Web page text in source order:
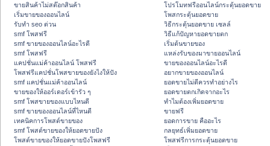
ขายสินค้าไม่สต๊อกสินค้า
เริ่มขายของออนไลน์
รับทำ seo ด่วน
smf โพสฟรี
smf ขายของออนไลน์อะไรดี
smf โพสฟรี
แคปชั่นแม่ค้าออนไลน์ โพสฟรี
โพสฟรีแคปชั่นโพสขายของยังไงให้ปัง
smf แคปชั่นแม่ค้าออนไลน์
ขายของให้ออร์เดอร์เข้ารัว ๆ
smf โพสขายของแบบไหนดี
smf ขายของออนไลน์ที่ไหนดี
เทคนิคการโพสต์ขายของ
smf โพสต์ขายของให้ยอดขายปัง
โพสต์ขายของให้ยอดขายปังโพสฟรี
โปรโมทฟรีออนไลน์กระตุ้นยอดขาย
โพสกระตุ้นยอดขาย
วิธีกระตุ้นยอดขาย เซลล์
วิธีแก้ปัญหายอดขายตก
เริ่มต้นขายของ
แหล่งรับของมาขายออนไลน์
ขายของออนไลน์อะไรดี
อยากขายของออนไลน์
ยอดขายไม่ดีควรทำอย่างไร
ยอดขายตกเกิดจากอะไร
ทำไมต้องเพิ่มยอดขาย
ขายฟรี
ยอดการขาย คืออะไร
กลยุทธ์เพิ่มยอดขาย
โพสฟรีการกระตุ้นยอดขาย